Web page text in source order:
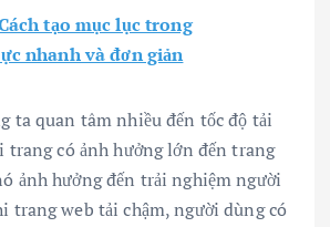
tạo mục lục trong
nhanh và đơn giản
ta quan tâm nhiều đến tốc độ tải
trang có ảnh hưởng lớn đến trang
ảnh hưởng đến trải nghiệm người
trang web tải chậm, người dùng có